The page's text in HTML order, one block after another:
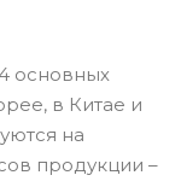
основных
в Китае и
на
продукции –